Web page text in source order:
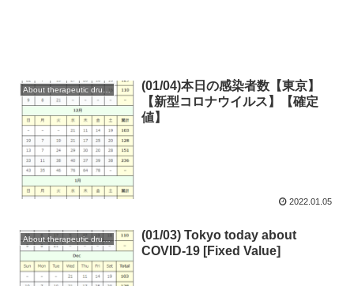
About therapeutic drugs and vaccines
(01/04)本日の感染者数【東京】
【新型コロナウイルス】【確定
値】
2022.01.05
About therapeutic drugs and vaccines
(01/03) Tokyo today about
COVID-19 [Fixed Value]